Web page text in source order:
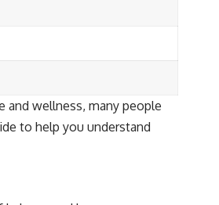
and wellness, many people
to help you understand